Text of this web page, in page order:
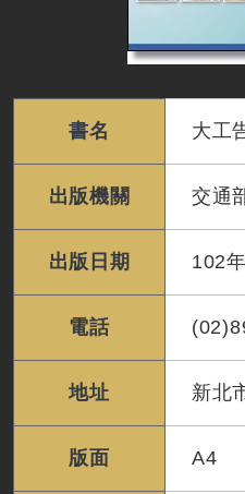
書名 大工
出版機關 交通
出版日期 102
電話
地址 新北
版面 A4